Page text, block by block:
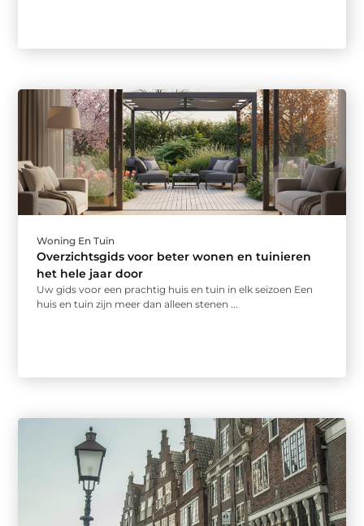
Woning En Tuin
Overzichtsgids voor beter wonen en tuinieren
het hele jaar door
Uw gids voor een prachtig huis en tuin in elk seizoen Een
huis en tuin zijn meer dan alleen stenen ...